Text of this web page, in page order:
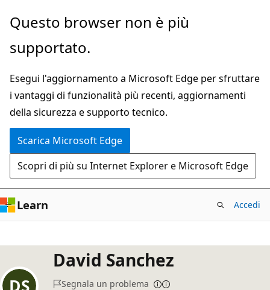
Ignora
passa
contenuto
principale
Questo browser non è più
supportato.
Esegui l'aggiornamento a Microsoft Edge per sfruttare
i vantaggi di funzionalità più recenti, aggiornamenti
della sicurezza e supporto tecnico.
Scarica Microsoft Edge
Scopri di più su Internet Explorer e Microsoft Edge
Learn Accedi
David Sanchez
Segnala un problema